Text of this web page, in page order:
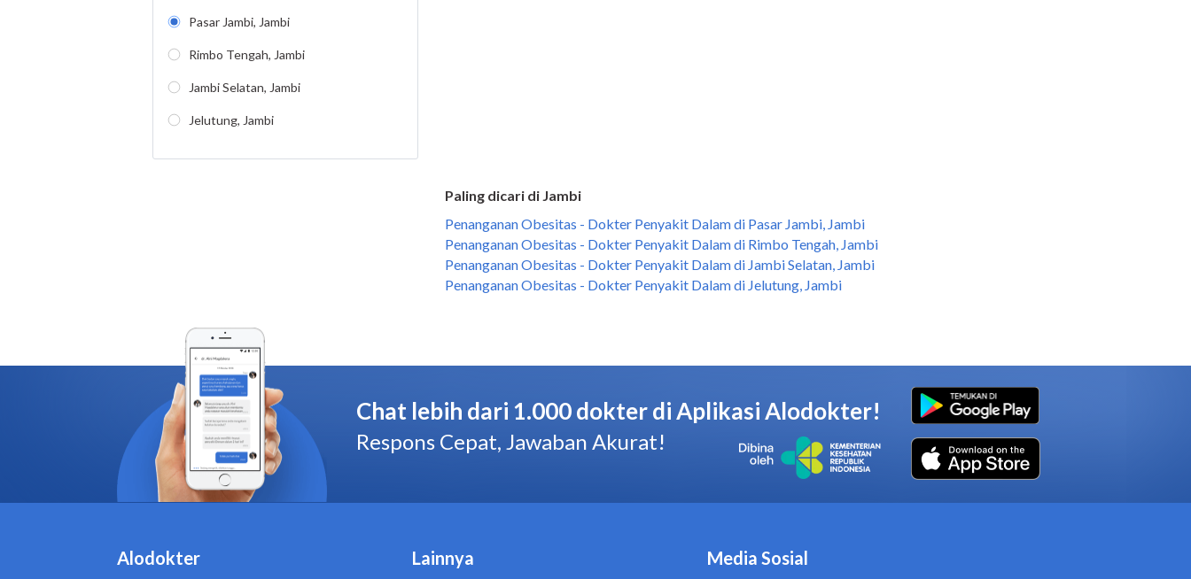
Paling dicari di Jambi
Penanganan Obesitas - Dokter Penyakit Dalam di Pasar Jambi, Jambi
Penanganan Obesitas - Dokter Penyakit Dalam di Rimbo Tengah, Jambi
Penanganan Obesitas - Dokter Penyakit Dalam di Jambi Selatan, Jambi
Penanganan Obesitas - Dokter Penyakit Dalam di Jelutung, Jambi